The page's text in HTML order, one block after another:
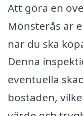
Att göra en
Mönsterås är
när du ska
Denna
eventuella
bostaden,